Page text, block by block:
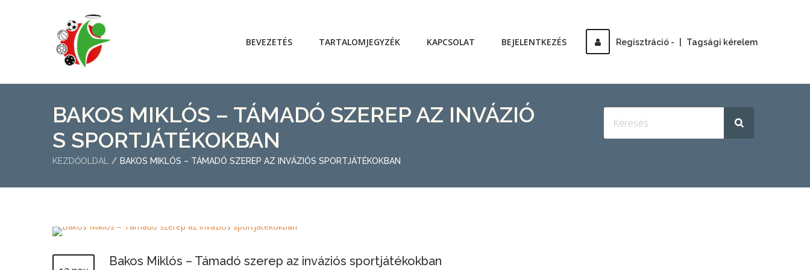
Regisztráció - Tagsági kérelem
BEVEZETÉS TARTALOMJEGYZÉK KAPCSOLAT BEJELENTKEZÉS
BAKOS MIKLÓS – TÁMADÓ SZEREP AZ INVÁZIÓ
S SPORTJÁTÉKOKBAN
KEZDŐOLDAL BAKOS MIKLÓS – TÁMADÓ SZEREP AZ INVÁZIÓS SPORTJÁTÉKOKBAN
Bakos Miklós – Támadó szerep az inváziós sportjátékokban